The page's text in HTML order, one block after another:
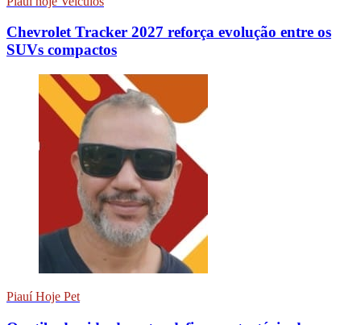
Chevrolet Tracker 2027 reforça evolução entre os
SUVs compactos
Piauí Hoje Pet